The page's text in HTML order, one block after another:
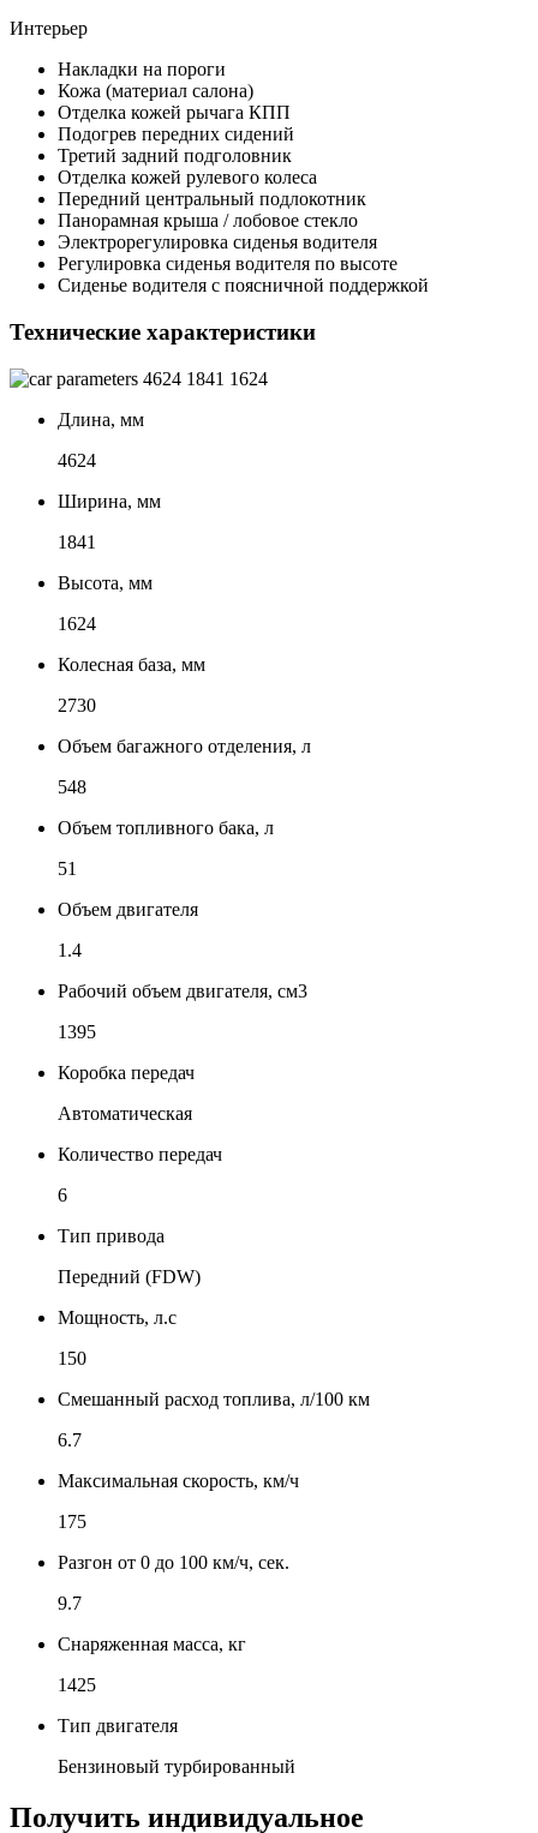
Интерьер
Накладки на пороги
Кожа (материал салона)
Отделка кожей рычага КПП
Подогрев передних сидений
Третий задний подголовник
Отделка кожей рулевого колеса
Передний центральный подлокотник
Панорамная крыша / лобовое стекло
Электрорегулировка сиденья водителя
Регулировка сиденья водителя по высоте
Сиденье водителя с поясничной поддержкой
Технические характеристики
4624 1841 1624
Длина, мм
4624
Ширина, мм
1841
Высота, мм
1624
Колесная база, мм
2730
Объем багажного отделения, л
548
Объем топливного бака, л
51
Объем двигателя
1.4
Рабочий объем двигателя, см3
1395
Коробка передач
Автоматическая
Количество передач
6
Тип привода
Передний (FDW)
Мощность, л.с
150
Смешанный расход топлива, л/100 км
6.7
Максимальная скорость, км/ч
175
Разгон от 0 до 100 км/ч, сек.
9.7
Снаряженная масса, кг
1425
Тип двигателя
Бензиновый турбированный
Получить индивидуальное